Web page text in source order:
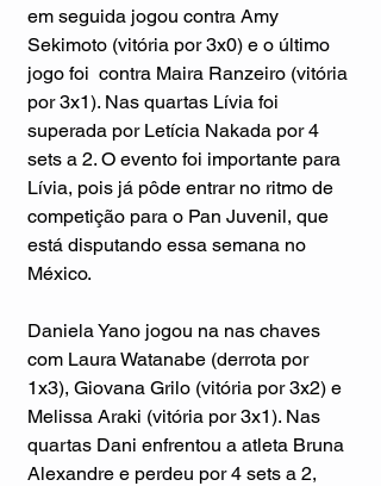
em seguida jogou contra Amy
Sekimoto (vitória por 3x0) e o último
jogo foi  contra Maira Ranzeiro (vitória
por 3x1). Nas quartas Lívia foi
superada por Letícia Nakada por 4
sets a 2. O evento foi importante para
Lívia, pois já pôde entrar no ritmo de
competição para o Pan Juvenil, que
está disputando essa semana no
México.
Daniela Yano jogou na nas chaves
com Laura Watanabe (derrota por
1x3), Giovana Grilo (vitória por 3x2) e
Melissa Araki (vitória por 3x1). Nas
quartas Dani enfrentou a atleta Bruna
Alexandre e perdeu por 4 sets a 2,